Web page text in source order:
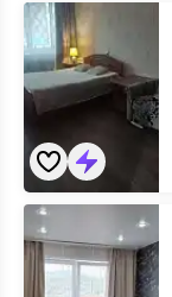
2х-
комнатная
квартира
Осипенко
31
лучшие
1-
комнатная
квартира
Набережная